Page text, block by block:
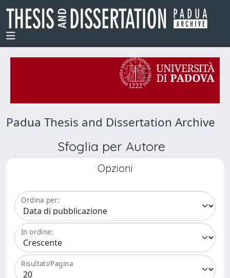
Padua Thesis and Dissertation Archive
Sfoglia per Autore
Opzioni
Ordina per:
In ordine:
Risultati/Pagina